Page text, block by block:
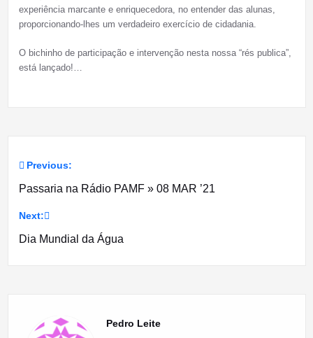
experiência marcante e enriquecedora, no entender das alunas,
proporcionando-lhes um verdadeiro exercício de cidadania.
O bichinho de participação e intervenção nesta nossa “rés publica”,
está lançado!…
Navegação
artigos
Previous:
Passaria na Rádio PAMF » 08 MAR ’21
Next:
Dia Mundial da Água
Pedro Leite